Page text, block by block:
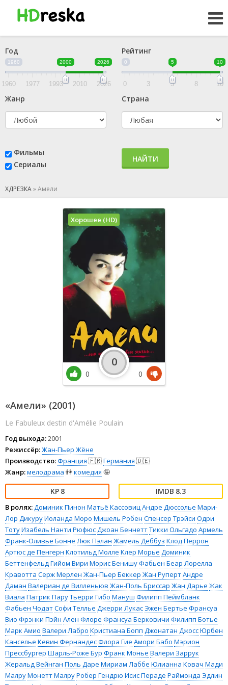
Год
1960 2000 2026
1960 1977 1993 2010 2026
Рейтинг
0 5 10
0 3 5 8 10
Жанр Страна
Фильмы
Сериалы
НАЙТИ
ХДРЕЗКА»Амели
«Амели» (2001)
Le Fabuleux destin d'Amélie Poulain
Год выхода:2001
Режиссёр:Жан-Пьер Жёне
Производство:Франция 🇫🇷Германия 🇩🇪
Жанр:мелодрама 👫комедия 🤪
8 8.3
В ролях:Доминик Пинон Матьё КассовицАндре Дюссолье Мари-
Лор ДикуруИоланда Моро Мишель Робен Спенсер Трэйси Одри
ТотуИзабель Нанти РюфюсДжоан БеннеттТикки Ольгадо Армель
Франк-Оливье Бонне Люк Пэлан Жамель Деббуз Клод Перрон
Артюс де Пенгерн Клотильд Молле Клер Морье Доминик
БеттенфельдГийом Вири Морис БенишуФабьен Беар Лорелла
Кравотта Серж Мерлен Жан-Пьер Беккер Жан РупертАндре
Даман Валериан де Вилленьюв Жан-Поль Бриссар Жан Дарье Жак
Виала Патрик ПаруТьерри Гибо Мануш Филипп Пеймбланк
Фабьен ЧодатСофи Теллье Джерри ЛукасЭжен Бертье Франсуа
Вио Фрэнки Пэйн Ален Флоре Франсуа Берковичи Филипп Ботье
Марк Амио Валери Лабро Кристиана Бопп Джонатан ДжоссЮрбен
Канселье Кевин ФернандесФлора Гие Амори Бабо Мэрион
Прессбургер Шарль-Роже Бур Франк Монье Валери Заррук
Жеральд Вейнган Поль Даре Мириам Лаббе Юлианна Ковач Мади
МалруМонетт МалруРобер Гендрю Исис Пераде Раймонда Эдлин
Хорошее (HD)
0
0
0